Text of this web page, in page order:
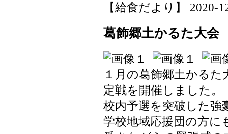
【給食だより】 2020-
葛飾郷土かるた大
１月の葛飾郷土かる
定戦を開催しました。
校内予選を突破した強
学校地域応援団の方に